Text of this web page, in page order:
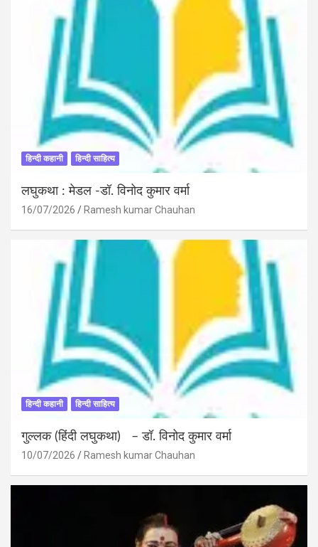
हिन्दी कहानी हिन्दी साहित्य
लघुकथा : मेडल -डॉ. विनोद कुमार वर्मा
16/07/2026 Ramesh kumar Chauhan
हिन्दी कहानी हिन्दी साहित्य
गुल्लक (हिंदी लघुकथा) – डॉ. विनोद कुमार वर्मा
10/07/2026 Ramesh kumar Chauhan